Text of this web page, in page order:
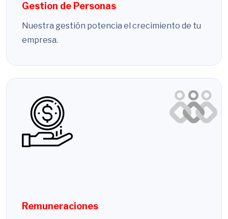
Gestion de Personas
Nuestra gestión potencia el crecimiento de tu
empresa.
Remuneraciones